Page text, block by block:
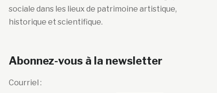
sociale dans les lieux de patrimoine artistique,
historique et scientifique.
Abonnez-vous à la newsletter
Courriel :